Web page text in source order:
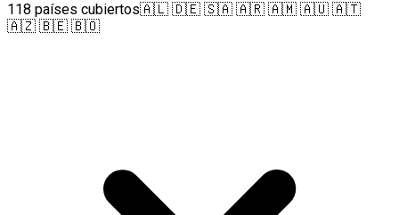
118 países cubiertos🇦🇱 🇩🇪 🇸🇦 🇦🇷 🇦🇲 🇦🇺 🇦🇹
🇦🇿 🇧🇪 🇧🇴